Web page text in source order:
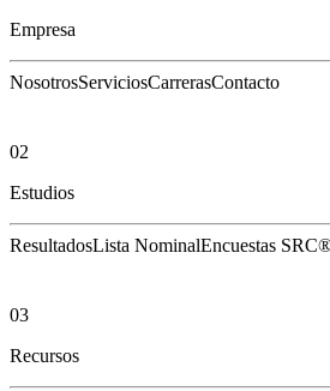
Empresa
NosotrosServiciosCarrerasContacto
02
Estudios
ResultadosLista NominalEncuestas
03
Recursos